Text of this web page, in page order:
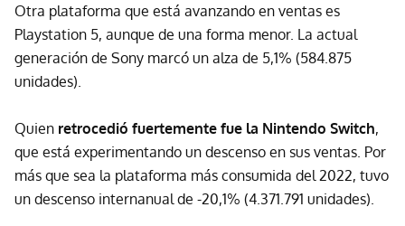
Otra plataforma que está avanzando en ventas es
Playstation 5, aunque de una forma menor. La actual
generación de Sony marcó un alza de 5,1% (584.875
unidades).
Quien retrocedió fuertemente fue la Nintendo Switch,
que está experimentando un descenso en sus ventas. Por
más que sea la plataforma más consumida del 2022, tuvo
un descenso internanual de -20,1% (4.371.791 unidades).